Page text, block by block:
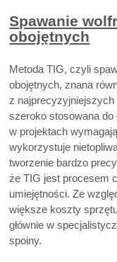
Spawanie
obojętnych
Metoda TIG, czyli
obojętnych, znana
z
szeroko stosowana do
w projektach
wykorzystuje
tworzenie bardzo
że TIG jest procesem
umiejętności. Ze
większe koszty
głównie w
spoiny.